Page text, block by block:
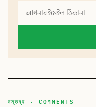
মন্তব্য · COMMENTS